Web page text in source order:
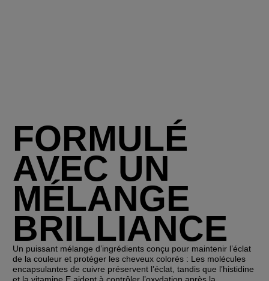
FORMULÉ
AVEC UN
MÉLANGE
BRILLIANCE
Un puissant mélange d’ingrédients conçu pour maintenir l’éclat
de la couleur et protéger les cheveux colorés : Les molécules
encapsulantes de cuivre préservent l’éclat, tandis que l’histidine
et la vitamine E aident à contrôler l’oxydation après la